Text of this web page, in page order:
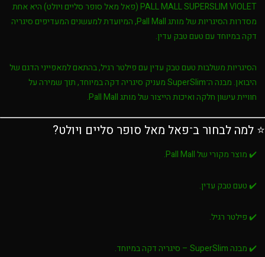
PALL MALL SUPERSLIM VIOLET (פאל מאל סופר סליים ויולט)
היא אחת
מסדרות הסיגריות של מותגPall Mall, המיועדת למעשנים המעדיפים סיגריה
דקה במיוחד עם טעם טבק עדין.
הסיגריות משלבותטעם טבק עדין עםפילטר רגיל, בהתאם למאפייני הדגם של
היבואן. מבנה ה־SuperSlimמעניק סיגריה דקה במיוחד, תוך שמירה על
חוויית עישון חלקה ואיכות הייצור של מותג Pall Mall.
⭐ למה לבחור ב־פאל מאל סופר סליים ויולט?
✔️ מוצר מקורי של Pall Mall.
✔️ טעם טבק עדין.
✔️ פילטר רגיל.
✔️ מבנה SuperSlim – סיגריה דקה במיוחד.